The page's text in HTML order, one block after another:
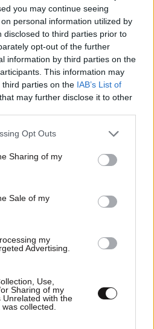
you may continue seeing
personal information utilized by
disclosed to third parties prior to
opt-out of the further
information by third parties on the
This information may
parties on the IAB’s List of
that may further disclose it to other
app uses one or more Google
behaviour. You may click to
and its third-party tags to
purposes in below Google
Opt Outs
Sharing of my
Sale of my
my
Advertising.
Use,
Sharing of my
Unrelated with the
collected.
Πτώση της
των ανέμων – Που